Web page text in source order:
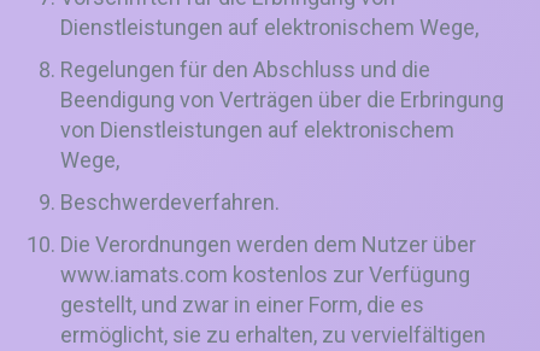
Dienstleistungen auf elektronischem Wege,
Regelungen für den Abschluss und die
Beendigung von Verträgen über die Erbringung
von Dienstleistungen auf elektronischem
Wege,
Beschwerdeverfahren.
Die Verordnungen werden dem Nutzer über
www.iamats.com kostenlos zur Verfügung
gestellt, und zwar in einer Form, die es
ermöglicht, sie zu erhalten, zu vervielfältigen